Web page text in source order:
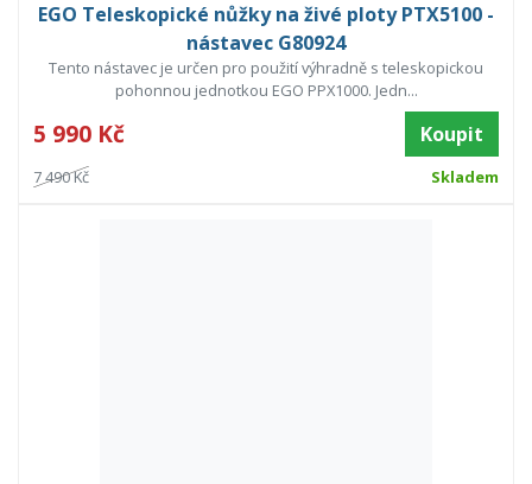
EGO Teleskopické nůžky na živé ploty PTX5100 -
nástavec G80924
Tento nástavec je určen pro použití výhradně s teleskopickou
pohonnou jednotkou EGO PPX1000. Jedn...
5 990 Kč Koupit
7 490 Kč Skladem